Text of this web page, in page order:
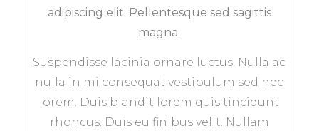
adipiscing elit. Pellentesque sed sagittis
magna.
Suspendisse lacinia ornare luctus. Nulla ac
nulla in mi consequat vestibulum sed nec
lorem. Duis blandit lorem quis tincidunt
rhoncus. Duis eu finibus velit. Nullam